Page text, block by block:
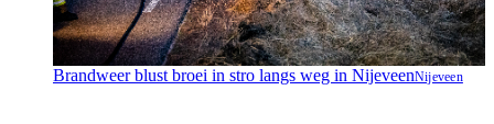
Brandweer blust broei in stro langs weg in NijeveenNijeveen